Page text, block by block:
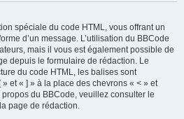
spéciale du code HTML, vous offrant un
d’un message. L’utilisation du BBCode
mais il vous est également possible de
depuis le formulaire de rédaction. Le
du code HTML, les balises sont
et « ] » à la place des chevrons « < » et
du BBCode, veuillez consulter le
page de rédaction.